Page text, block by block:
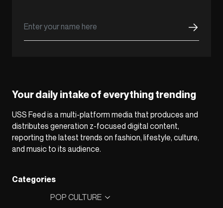
Your daily intake of everything trending
USS Feed is a multi-platform media that produces and
distributes generation z-focused digital content,
reporting the latest trends on fashion, lifestyle, culture,
and music to its audience.
Categories
POP CULTURE